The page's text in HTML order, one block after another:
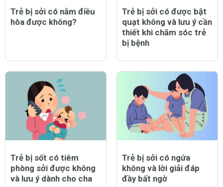
Trẻ bị sởi có nằm điều
hòa được không?
Trẻ bị sởi có được bật
quạt không và lưu ý cần
thiết khi chăm sóc trẻ
bị bệnh
Trẻ bị sốt có tiêm
phòng sởi được không
và lưu ý dành cho cha
Trẻ bị sởi có ngứa
không và lời giải đáp
đầy bất ngờ